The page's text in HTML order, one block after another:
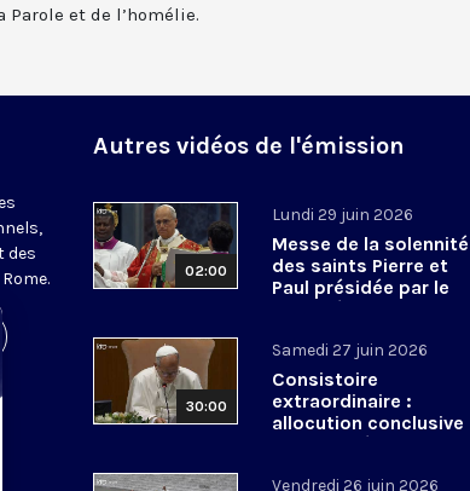
et de l’homélie.
des
Autres vidéos de l'émission
02:00
Lundi 29 juin 2026
Messe de la solennité
des saints Pierre et
Paul présidée par le
pape Léon XIV - 29 juin
30:00
Samedi 27 juin 2026
Consistoire
extraordinaire :
allocution conclusive
du pape Léon XIV et Te
Vendredi 26 juin 2026